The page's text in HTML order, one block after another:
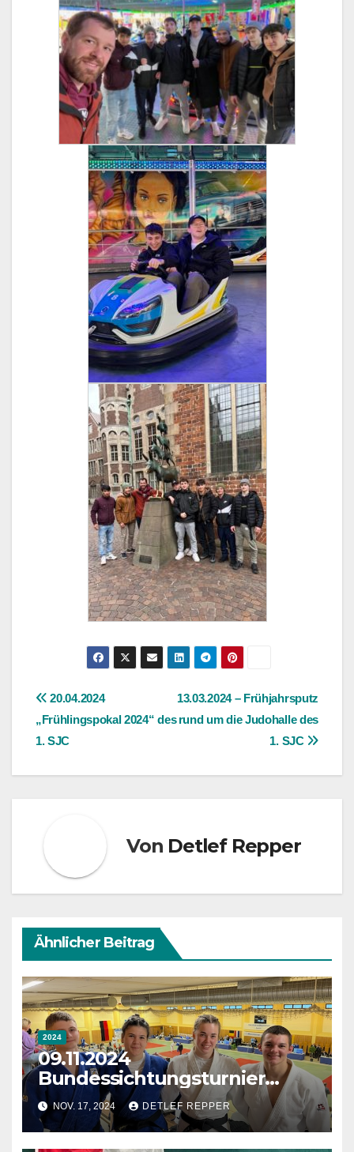
Beitragsnavigation
13.03.2024 – Frühjahrsputz
rund um die Judohalle des
1. SJC
20.04.2024
„Frühlingspokal 2024“ des
1. SJC
Von Detlef Repper
Ähnlicher Beitrag
2024
09.11.2024
Bundessichtungsturnier
Männer und Frauen U20 in
Mannheim
NOV. 17, 2024 DETLEF REPPER